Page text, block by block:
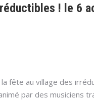
! le 6
la fête au village des
par des musiciens